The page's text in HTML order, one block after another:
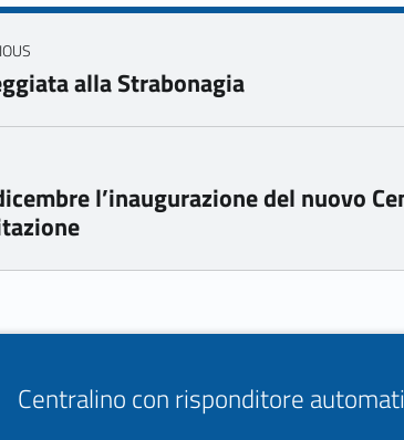
alla Strabonagia
l’inaugurazione del nuovo
Centralino con risponditore